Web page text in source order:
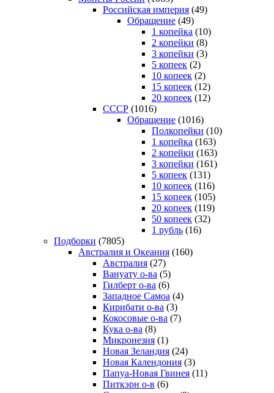
Российская империя (49)
Обращение (49)
1 копейка (10)
2 копейки (8)
3 копейки (3)
5 копеек (2)
10 копеек (2)
15 копеек (12)
20 копеек (12)
СССР (1016)
Обращение (1016)
Полкопейки (10)
1 копейка (163)
2 копейки (163)
3 копейки (161)
5 копеек (131)
10 копеек (116)
15 копеек (105)
20 копеек (119)
50 копеек (32)
1 рубль (16)
Подборки (7805)
Австралия и Океания (160)
Австралия (27)
Вануату о-ва (5)
Гилберт о-ва (6)
Западное Самоа (4)
Кирибати о-ва (3)
Кокосовые о-ва (7)
Кука о-ва (8)
Микронезия (1)
Новая Зеландия (24)
Новая Календония (3)
Папуа-Новая Гвинея (11)
Питкэрн о-в (6)